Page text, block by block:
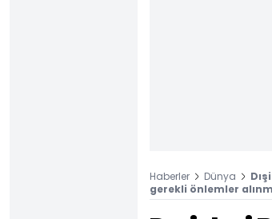
Haberler Dünya
gerekli önlemler